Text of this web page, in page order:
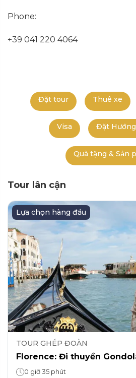
Phone:
+39 041 220 4064
Đặt tour Thuê xe
Visa Đặt
Quà tặng & Sản
Tour lân cận
Lựa chọn hàng đầu
TOUR GHÉP ĐOÀN
Florence: Đi thuyền
0 giờ 35 phút